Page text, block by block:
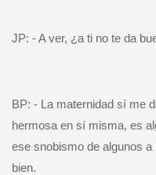
JP: - A ver, ¿a ti no te da
BP: - La maternidad sí me
hermosa en sí misma, es
ese snobismo de algunos
bien.